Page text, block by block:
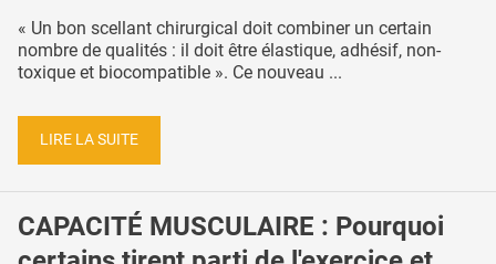
« Un bon scellant chirurgical doit combiner un certain
nombre de qualités : il doit être élastique, adhésif, non-
toxique et biocompatible ». Ce nouveau ...
LIRE LA SUITE
CAPACITÉ MUSCULAIRE : Pourquoi